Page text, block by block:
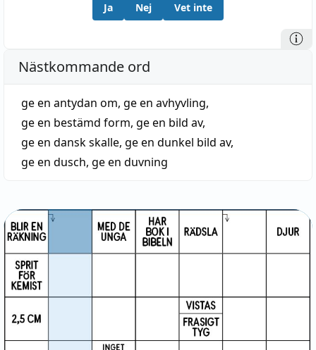
Ja Nej Vet inte
Nästkommande ord
ge en antydan om, ge en avhyvling,
ge en bestämd form, ge en bild av,
ge en dansk skalle, ge en dunkel bild av,
ge en dusch, ge en duvning